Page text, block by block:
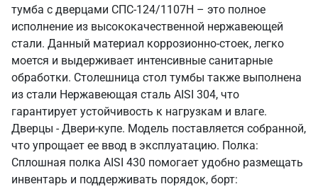
тумба с дверцами СПС-124/1107Н – это полное
исполнение из высококачественной нержавеющей
стали. Данный материал коррозионно-стоек, легко
моется и выдерживает интенсивные санитарные
обработки. Столешница стол тумбы также выполнена
из стали Нержавеющая сталь AISI 304, что
гарантирует устойчивость к нагрузкам и влаге.
Дверцы - Двери-купе. Модель поставляется собранной,
что упрощает ее ввод в эксплуатацию. Полка:
Сплошная полка AISI 430 помогает удобно размещать
инвентарь и поддерживать порядок, борт: